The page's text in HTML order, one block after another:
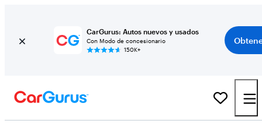
CarGurus: Autos nuevos y usados
Con Modo de concesionario
150K+